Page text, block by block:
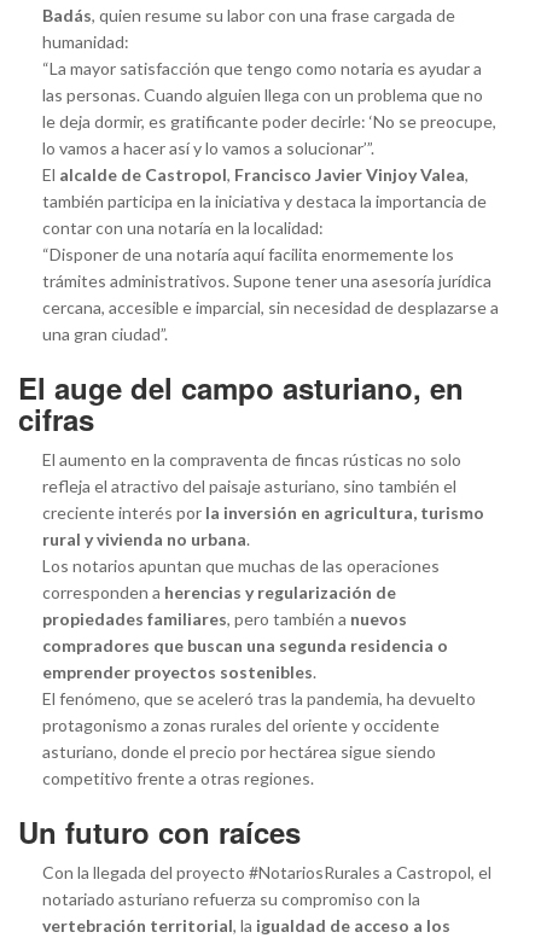
Badás, quien resume su labor con una frase cargada de
humanidad:
“La mayor satisfacción que tengo como notaria es ayudar a
las personas. Cuando alguien llega con un problema que no
le deja dormir, es gratificante poder decirle: ‘No se preocupe,
lo vamos a hacer así y lo vamos a solucionar’”.
El alcalde de Castropol, Francisco Javier Vinjoy Valea,
también participa en la iniciativa y destaca la importancia de
contar con una notaría en la localidad:
“Disponer de una notaría aquí facilita enormemente los
trámites administrativos. Supone tener una asesoría jurídica
cercana, accesible e imparcial, sin necesidad de desplazarse a
una gran ciudad”.
El auge del campo asturiano, en
cifras
El aumento en la compraventa de fincas rústicas no solo
refleja el atractivo del paisaje asturiano, sino también el
creciente interés por la inversión en agricultura, turismo
rural y vivienda no urbana.
Los notarios apuntan que muchas de las operaciones
corresponden a herencias y regularización de
propiedades familiares, pero también a nuevos
compradores que buscan una segunda residencia o
emprender proyectos sostenibles.
El fenómeno, que se aceleró tras la pandemia, ha devuelto
protagonismo a zonas rurales del oriente y occidente
asturiano, donde el precio por hectárea sigue siendo
competitivo frente a otras regiones.
Un futuro con raíces
Con la llegada del proyecto #NotariosRurales a Castropol, el
notariado asturiano refuerza su compromiso con la
vertebración territorial, la igualdad de acceso a los